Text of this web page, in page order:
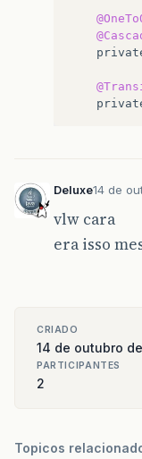
Deluxe14 de
vlw cara
era isso
CRIADO
14 de outubro
PARTICIPANTES
2
Topicos